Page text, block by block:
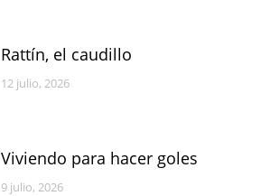
Rattín, el caudillo
12 julio, 2026
Viviendo para hacer goles
9 julio, 2026